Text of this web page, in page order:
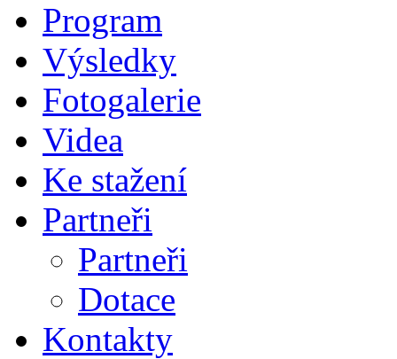
Program
Výsledky
Fotogalerie
Videa
Ke stažení
Partneři
Partneři
Dotace
Kontakty